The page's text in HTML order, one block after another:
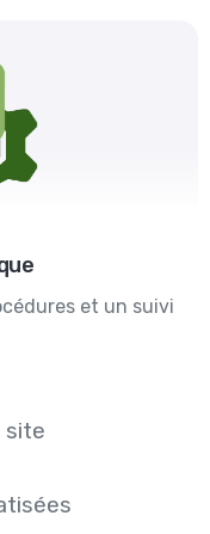
et un suivi
site